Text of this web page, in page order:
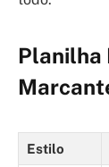
Planilha
Estilo